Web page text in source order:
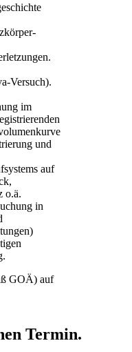
Versuch).
im
und
auf
o.ä.
in
GOÄ) auf
Termin.